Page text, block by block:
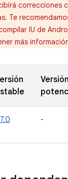
correcciones
Te
IU de
más
Versión
-